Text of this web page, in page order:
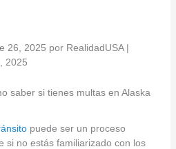
26, 2025 por RealidadUSA |
2025
saber si tienes multas en Alaska
puede ser un proceso
si no estás familiarizado con los